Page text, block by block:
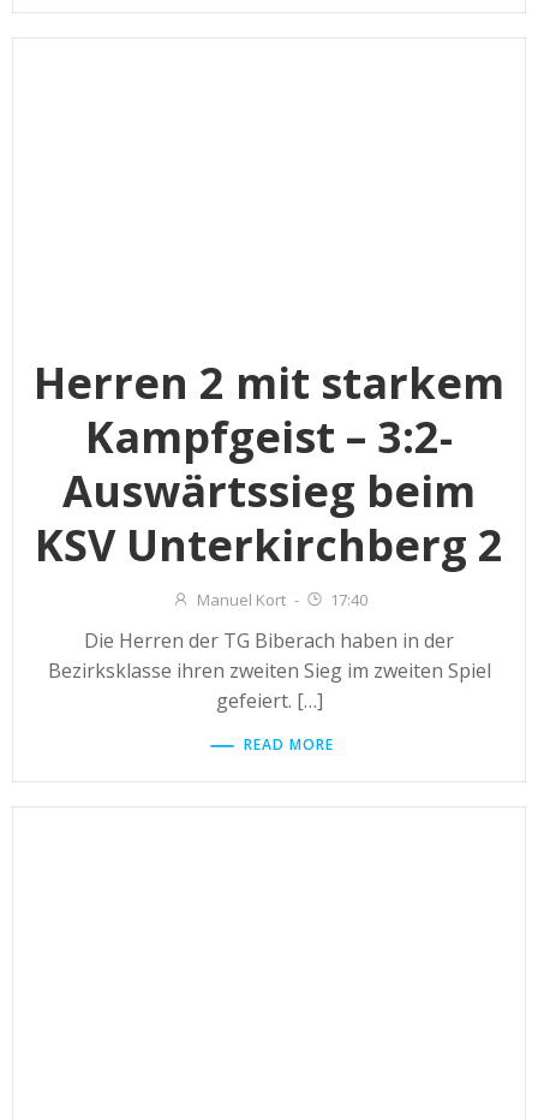
Herren 2 mit starkem
Kampfgeist – 3:2-
Auswärtssieg beim
KSV Unterkirchberg 2
Manuel Kort - 17:40
Die Herren der TG Biberach haben in der
Bezirksklasse ihren zweiten Sieg im zweiten Spiel
gefeiert. […]
READ MORE